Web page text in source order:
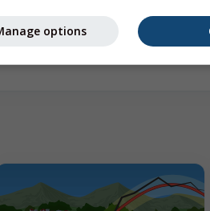
достатньо точно, тому добові
ніж кліматичне
Ви, мабуть, уже помічали
options